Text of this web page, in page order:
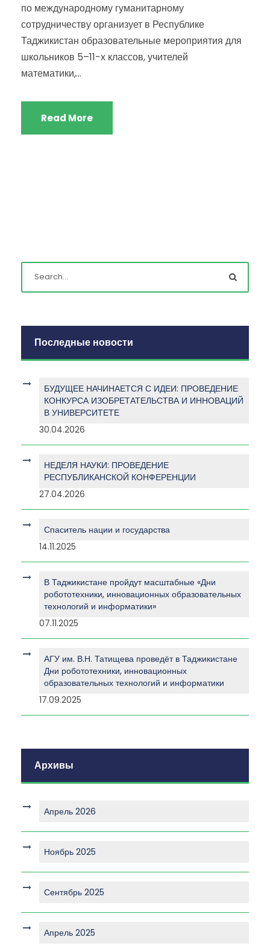
по международному гуманитарному
сотрудничеству организует в Республике
Таджикистан образовательные мероприятия для
школьников 5–11-х классов, учителей
математики,...
Read More
Последные новости
БУДУЩЕЕ НАЧИНАЕТСЯ С ИДЕИ: ПРОВЕДЕНИЕ
КОНКУРСА ИЗОБРЕТАТЕЛЬСТВА И ИННОВАЦИЙ
В УНИВЕРСИТЕТЕ
30.04.2026
НЕДЕЛЯ НАУКИ: ПРОВЕДЕНИЕ
РЕСПУБЛИКАНСКОЙ КОНФЕРЕНЦИИ
27.04.2026
Спаситель нации и государства
14.11.2025
В Таджикистане пройдут масштабные «Дни
робототехники, инновационных образовательных
технологий и информатики»
07.11.2025
АГУ им. В.Н. Татищева проведёт в Таджикистане
Дни робототехники, инновационных
образовательных технологий и информатики
17.09.2025
Архивы
Апрель 2026
Ноябрь 2025
Сентябрь 2025
Апрель 2025